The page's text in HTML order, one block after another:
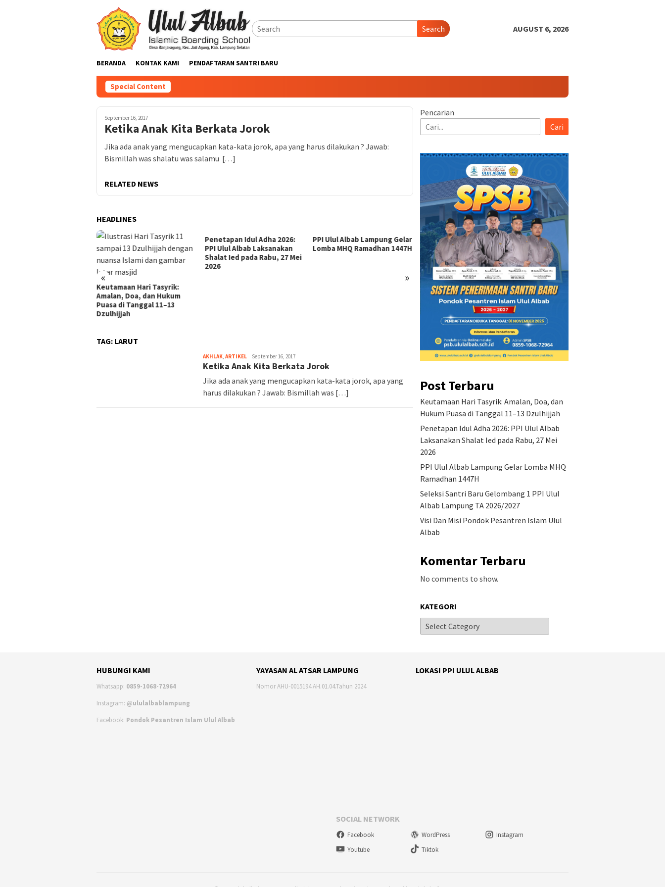
Search AUGUST 6, 2026
BERANDA KONTAK KAMI PENDAFTARAN SANTRI BARU
Special Content
September 16, 2017
Ketika Anak Kita Berkata Jorok
Jika ada anak yang mengucapkan kata-kata jorok, apa yang harus dilakukan ? Jawab:
Bismillah was shalatu was salamu […]
RELATED NEWS
HEADLINES
« »
Penetapan Idul Adha 2026:
PPI Ulul Albab Laksanakan
Shalat Ied pada Rabu, 27 Mei
2026
PPI Ulul Albab Lampung Gelar
Lomba MHQ Ramadhan 1447H
Seleksi Santri Baru
Gelombang 1 PPI Ulul Albab
Visi Dan Misi Pondok
Pesantren Islam Ulul Albab
Keutamaan Hari Tasyrik:
Amalan, Doa, dan Hukum
Puasa di Tanggal 11–13
TAG: LARUT
AKHLAK, ARTIKEL September 16, 2017
Ketika Anak Kita Berkata Jorok
Jika ada anak yang mengucapkan kata-kata jorok, apa yang
harus dilakukan ? Jawab: Bismillah was […]
Pencarian
Cari
Post Terbaru
Keutamaan Hari Tasyrik: Amalan, Doa, dan
Hukum Puasa di Tanggal 11–13 Dzulhijjah
Penetapan Idul Adha 2026: PPI Ulul Albab
Laksanakan Shalat Ied pada Rabu, 27 Mei
2026
PPI Ulul Albab Lampung Gelar Lomba MHQ
Ramadhan 1447H
Seleksi Santri Baru Gelombang 1 PPI Ulul
Albab Lampung TA 2026/2027
Visi Dan Misi Pondok Pesantren Islam Ulul
Albab
Komentar Terbaru
No comments to show.
KATEGORI
HUBUNGI KAMI
Whatsapp: 0859-1068-72964
Instagram: @ululalbablampung
Facebook: Pondok Pesantren Islam Ulul Albab
YAYASAN AL ATSAR LAMPUNG
Nomor AHU-0015194.AH.01.04.Tahun 2024
LOKASI PPI ULUL ALBAB
SOCIAL NETWORK
Facebook WordPress
Instagram
Youtube
Tiktok